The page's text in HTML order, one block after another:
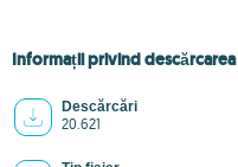
Informații privind descărcarea
Descărcări
20.621